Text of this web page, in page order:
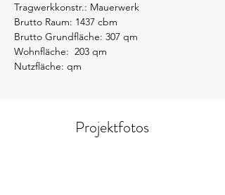
Tragwerkkonstr.: Mauerwerk
Brutto Raum: 1437 cbm
Brutto Grundfläche: 307 qm
Wohnfläche: 203 qm
Nutzfläche: qm
Projektfotos